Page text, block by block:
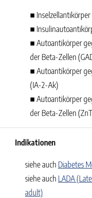
■
■
■ Autoantikörper
der Beta-Zellen
■ Autoantikörper
(IA-2-Ak)
■ Autoantikörper
der Beta-Zellen
Indikationen
siehe auch Diabetes
siehe auch LADA
adult)